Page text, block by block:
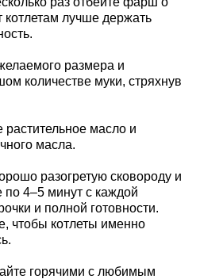
лучше держать
размера и
количестве муки, стряхнув
растительное масло и
масла.
разогретую сковороду и
по 4–5 минут с каждой
и полной готовности.
чтобы котлеты именно
горячими с любимым